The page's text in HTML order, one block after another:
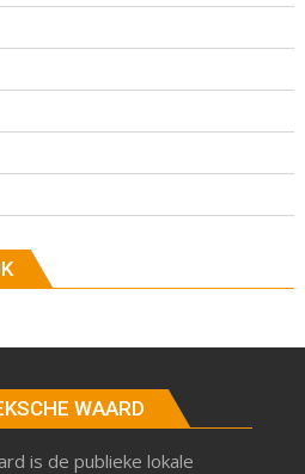
WAARD
is de publieke lokale